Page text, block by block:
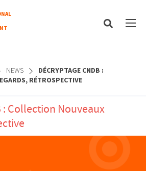
NEWS
DÉCRYPTAGE CNDB :
RÉTROSPECTIVE
: Collection Nouveaux